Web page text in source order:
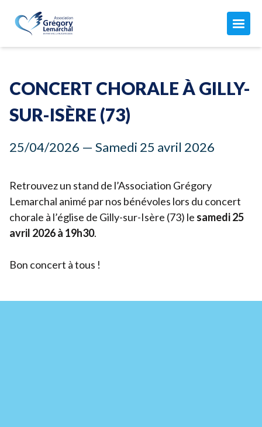
Mon compte
L'association
Le combat de Grégory
Notre équipe
Qu'est-ce que c'est ?
Les soins
Vous êtes concernés par la muco ?
Nos manifestations
Comment nous aider
Faire un don ↗︎
Donner chaque mois
Devenir adhérent
Organiser un événement
Adhérer ou renouveler votre adhésion par CB
CONCERT CHORALE À GILLY-
SUR-ISÈRE (73)
25/04/2026 — Samedi 25 avril 2026
Retrouvez un stand de l’Association Grégory
Lemarchal animé par nos bénévoles lors du concert
chorale à l’église de Gilly-sur-Isère (73) le samedi25
avril 2026à 19h30.
Bon concert à tous !